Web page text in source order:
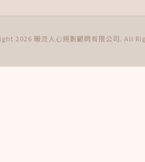
2026 暖流人心規劃顧問有限公司. All